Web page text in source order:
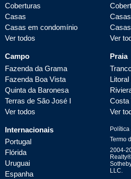
Coberturas
Casas
Casas em condomínio
Ver todos
Casas
Ver
Campo
Fazenda da Grama
Fazenda Boa Vista
Quinta da Baronesa
Terras de São José I
Ver todos
Praia
Costa
Ver
Internacionais
Portugal
Flórida
Uruguai
Espanha
Termo
2004-
LLC.